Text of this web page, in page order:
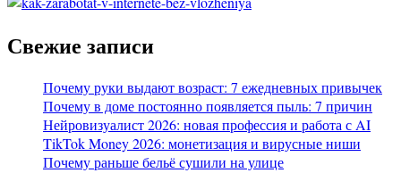
Свежие записи
Почему руки выдают возраст: 7 ежедневных привычек
Почему в доме постоянно появляется пыль: 7 причин
Нейровизуалист 2026: новая профессия и работа с AI
TikTok Money 2026: монетизация и вирусные ниши
Почему раньше бельё сушили на улице